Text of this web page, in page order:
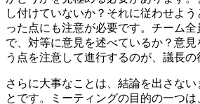
し付けていないか？それに従わせよ
った点にも注意が必要です。チーム全
で、対等に意見を述べているか？意
う点を注意して進行するのが、議長の
さらに大事なことは、結論を出さない
とです。ミーティングの目的の一つ